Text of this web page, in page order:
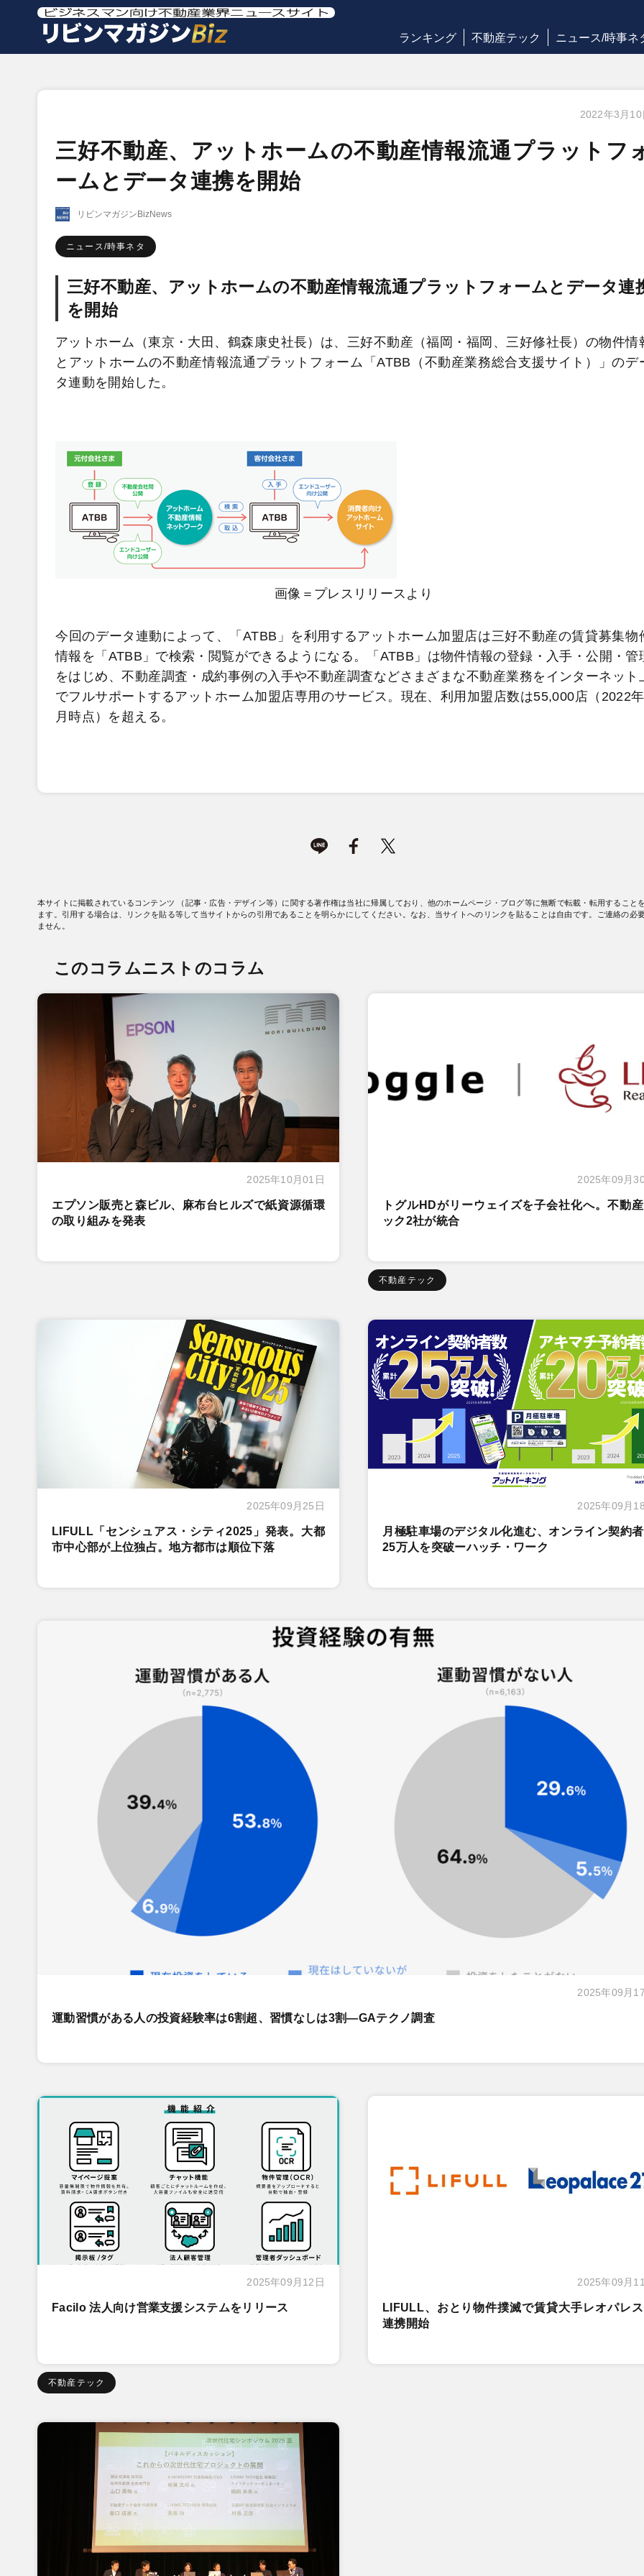
ランキング 不動産テック ニュース/時事ネ
2022年3月10
三好不動産、アットホームの不動産情報流通プラットフ
ームとデータ連携を開始
リビンマガジンBizNews
ニュース/時事ネタ
三好不動産、アットホームの不動産情報流通プラットフォームとデータ連
を開始
アットホーム（東京・大田、鶴森康史社長）は、三好不動産（福岡・福岡、三好修社長）の物件情
とアットホームの不動産情報流通プラットフォーム「ATBB（不動産業務総合支援サイト）」のデ
タ連動を開始した。
画像＝プレスリリースより
今回のデータ連動によって、「ATBB」を利用するアットホーム加盟店は三好不動産の賃貸募集物
情報を「ATBB」で検索・閲覧ができるようになる。「ATBB」は物件情報の登録・入手・公開・管
をはじめ、不動産調査・成約事例の入手や不動産調査などさまざまな不動産業務をインターネット
でフルサポートするアットホーム加盟店専用のサービス。現在、利用加盟店数は55,000店（2022
月時点）を超える。
本サイトに掲載されているコンテンツ （記事・広告・デザイン等）に関する著作権は当社に帰属しており、他のホームページ・ブログ等に無断で転載・転用すること
ます。引用する場合は、リンクを貼る等して当サイトからの引用であることを明らかにしてください。なお、当サイトへのリンクを貼ることは自由です。ご連絡の必
ません。
このコラムニストのコラム
2025年10月01日
エプソン販売と森ビル、麻布台ヒルズで紙資源循環
の取り組みを発表
2025年09月
トグルHDがリーウェイズを子会社化へ。不動
ック2社が統合
不動産テック
2025年09月25日
LIFULL「センシュアス・シティ2025」発表。大都
市中心部が上位独占。地方都市は順位下落
2025年09月
月極駐車場のデジタル化進む、オンライン契約
25万人を突破ーハッチ・ワーク
2025年09月
運動習慣がある人の投資経験率は6割超、習慣なしは3割―GAテクノ調査
2025年09月12日
Facilo 法人向け営業支援システムをリリース
不動産テック
2025年09月
LIFULL、おとり物件撲滅で賃貸大手レオパレ
連携開始